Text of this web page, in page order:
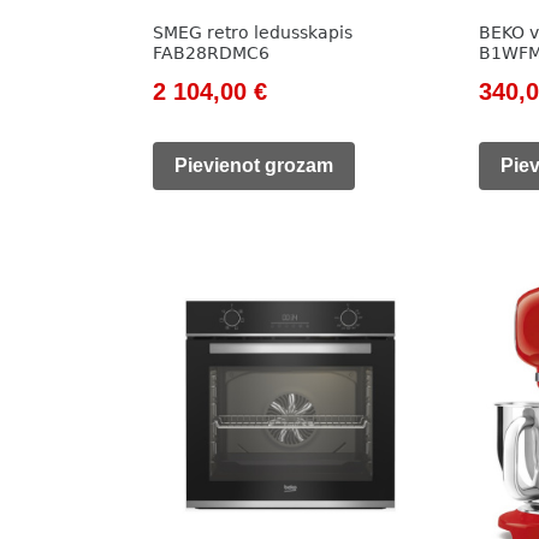
SMEG retro ledusskapis
FAB28RDMC6
Original
was:
2 104,00 €Current
is:
Pievienot grozam
BEKO
was: